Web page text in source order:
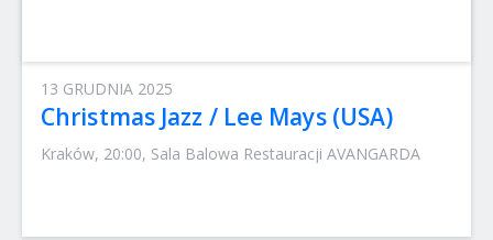
13 GRUDNIA 2025
Christmas Jazz / Lee Mays (USA)
Kraków, 20:00, Sala Balowa Restauracji AVANGARDA